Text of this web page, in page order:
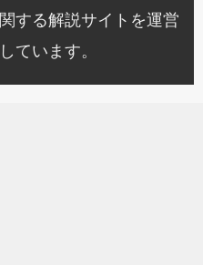
関する解説サイトを運営
しています。